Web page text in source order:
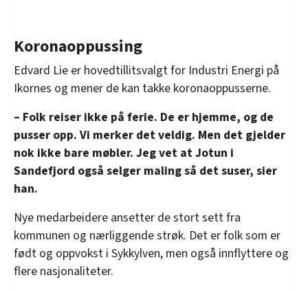
Koronaoppussing
Edvard Lie er hovedtillitsvalgt for Industri Energi på
Ikornes og mener de kan takke koronaoppusserne.
– Folk reiser ikke på ferie. De er hjemme, og de
pusser opp. Vi merker det veldig. Men det gjelder
nok ikke bare møbler. Jeg vet at Jotun i
Sandefjord også selger maling så det suser, sier
han.
Nye medarbeidere ansetter de stort sett fra
kommunen og nærliggende strøk. Det er folk som er
født og oppvokst i Sykkylven, men også innflyttere og
flere nasjonaliteter.